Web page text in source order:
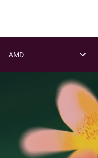
AMD